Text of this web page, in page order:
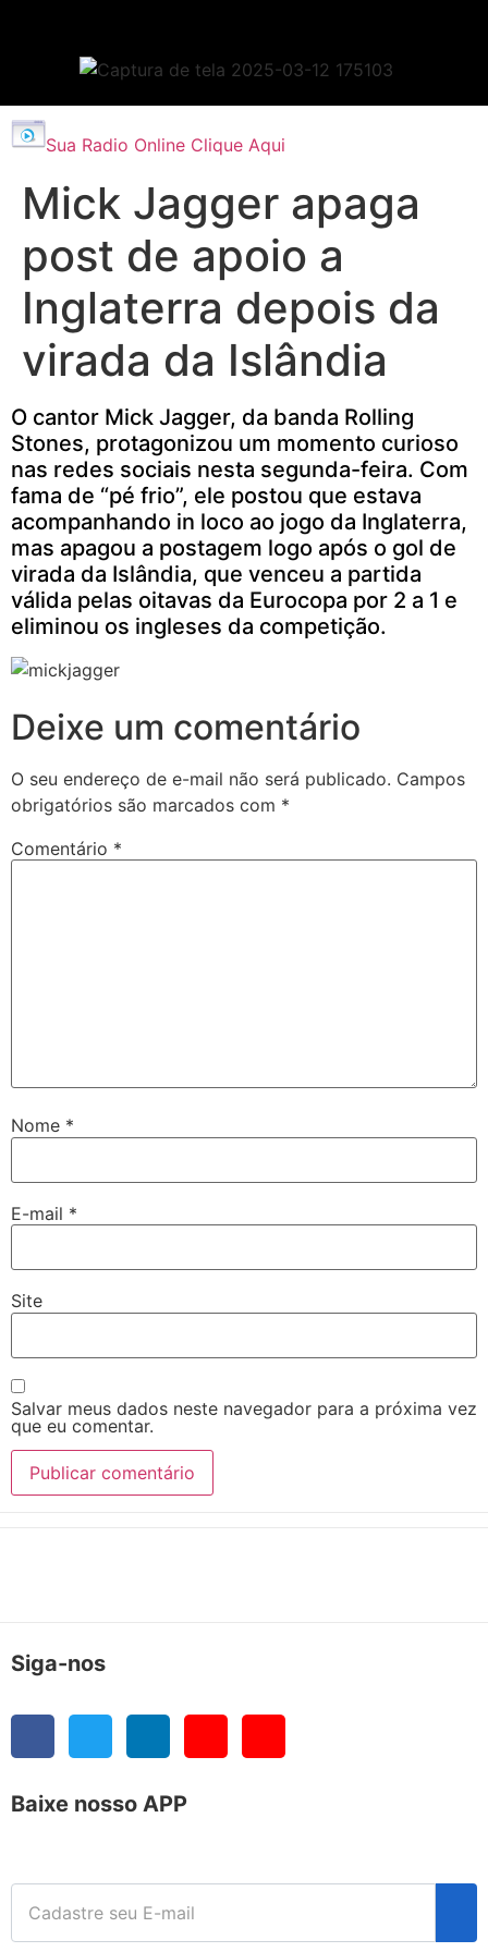
Sua Radio Online Clique Aqui
Mick Jagger apaga
post de apoio a
Inglaterra depois da
virada da Islândia
O cantor Mick Jagger, da banda Rolling
Stones, protagonizou um momento curioso
nas redes sociais nesta segunda-feira. Com
fama de “pé frio”, ele postou que estava
acompanhando in loco ao jogo da Inglaterra,
mas apagou a postagem logo após o gol de
virada da Islândia, que venceu a partida
válida pelas oitavas da Eurocopa por 2 a 1 e
eliminou os ingleses da competição.
Deixe um comentário
O seu endereço de e-mail não será publicado. Campos
obrigatórios são marcados com *
Comentário *
Nome *
E-mail *
Site
Salvar meus dados neste navegador para a próxima vez
que eu comentar.
Siga-nos
Baixe nosso APP